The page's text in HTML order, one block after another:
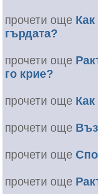
прочети още
гърдата?
прочети още
го крие?
прочети още
прочети още
прочети още
прочети още